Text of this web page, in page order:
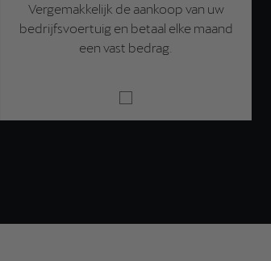
Vergemakkelijk de aankoop van uw
bedrijfsvoertuig en betaal elke maand
een vast bedrag.